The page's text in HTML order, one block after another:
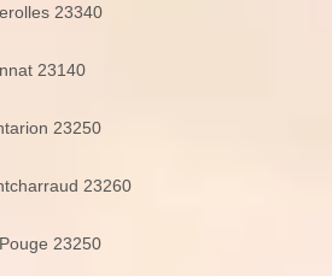
23340
23140
23250
23260
23250